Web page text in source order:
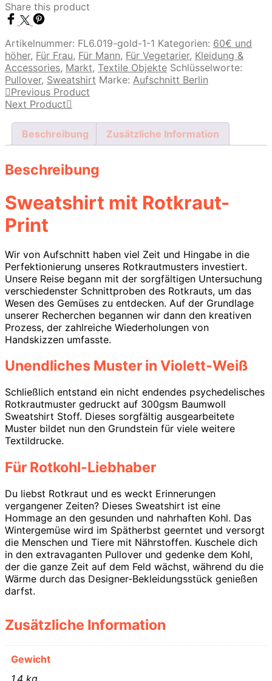
Share this product
Artikelnummer: FL6.019-gold-1-1 Kategorien: 60€ und
höher, Für Frau, Für Mann, Für Vegetarier, Kleidung &
Accessories, Markt, Textile Objekte Schlüsselworte:
Pullover, Sweatshirt Marke: Aufschnitt Berlin
Previous Product
Next Product
Beschreibung Zusätzliche Information
Beschreibung
Sweatshirt mit Rotkraut-
Print
Wir von Aufschnitt haben viel Zeit und Hingabe in die
Perfektionierung unseres Rotkrautmusters investiert.
Unsere Reise begann mit der sorgfältigen Untersuchung
verschiedenster Schnittproben des Rotkrauts, um das
Wesen des Gemüses zu entdecken. Auf der Grundlage
unserer Recherchen begannen wir dann den kreativen
Prozess, der zahlreiche Wiederholungen von
Handskizzen umfasste.
Unendliches Muster in Violett-Weiß
Schließlich entstand ein nicht endendes psychedelisches
Rotkrautmuster gedruckt auf 300gsm Baumwoll
Sweatshirt Stoff. Dieses sorgfältig ausgearbeitete
Muster bildet nun den Grundstein für viele weitere
Textildrucke.
Für Rotkohl-Liebhaber
Du liebst Rotkraut und es weckt Erinnerungen
vergangener Zeiten? Dieses Sweatshirt ist eine
Hommage an den gesunden und nahrhaften Kohl. Das
Wintergemüse wird im Spätherbst geerntet und versorgt
die Menschen und Tiere mit Nährstoffen. Kuschele dich
in den extravaganten Pullover und gedenke dem Kohl,
der die ganze Zeit auf dem Feld wächst, während du die
Wärme durch das Designer-Bekleidungsstück genießen
darfst.
Zusätzliche Information
Gewicht
1,4 kg